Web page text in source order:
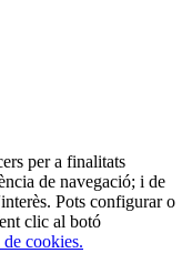
per a finalitats
de navegació; i de
Pots configurar o
clic al botó
cookies.